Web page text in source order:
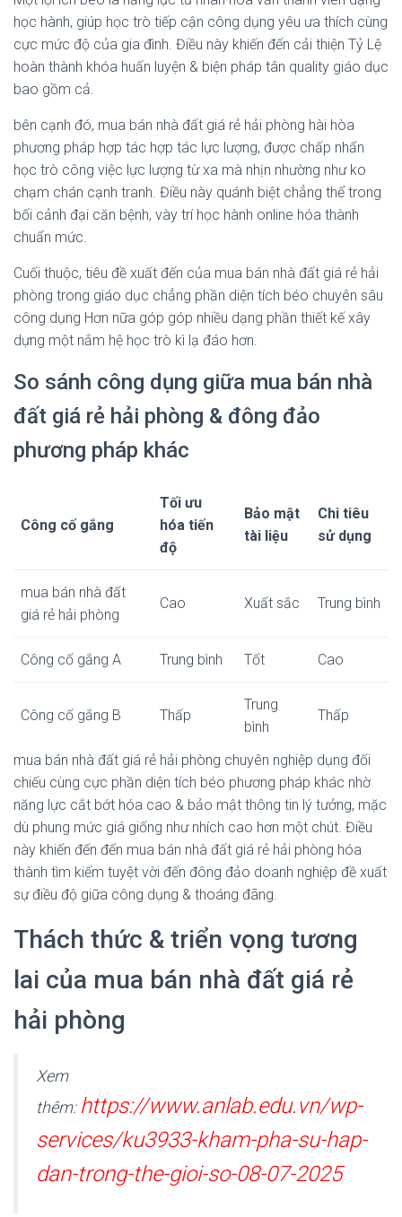
học hành, giúp học trò tiếp cận công dụng yêu ưa thích cùng
cực mức độ của gia đình. Điều này khiến đến cải thiện Tỷ Lệ
hoàn thành khóa huấn luyện & biện pháp tân quality giáo dục
bao gồm cả.
bên cạnh đó, mua bán nhà đất giá rẻ hải phòng hài hòa
phương pháp hợp tác hợp tác lực lượng, được chấp nhấn
học trò công việc lực lượng từ xa mà nhịn nhường như ko
chạm chán cạnh tranh. Điều này quánh biệt chẳng thể trong
bối cảnh đại căn bệnh, vày trí học hành online hóa thành
chuẩn mức.
Cuối thuộc, tiêu đề xuất đến của mua bán nhà đất giá rẻ hải
phòng trong giáo dục chẳng phần diện tích béo chuyên sâu
công dụng Hơn nữa góp góp nhiều dạng phần thiết kế xây
dựng một nắm hệ học trò kì lạ đáo hơn.
So sánh công dụng giữa mua bán nhà
đất giá rẻ hải phòng & đông đảo
phương pháp khác
Công cố gắng
Tối ưu
hóa tiến
độ
Bảo mật
tài liệu
Chi tiêu
sử dụng
mua bán nhà đất
giá rẻ hải phòng
Cao Xuất sắc Trung bình
Công cố gắng A Trung bình Tốt Cao
Công cố gắng B Thấp
Trung
bình
Thấp
mua bán nhà đất giá rẻ hải phòng chuyên nghiệp dụng đối
chiếu cùng cực phần diện tích béo phương pháp khác nhờ
năng lực cắt bớt hóa cao & bảo mật thông tin lý tưởng, mặc
dù phung mức giá giống như nhích cao hơn một chút. Điều
này khiến đến đến mua bán nhà đất giá rẻ hải phòng hóa
thành tìm kiếm tuyệt vời đến đông đảo doanh nghiệp đề xuất
sự điều độ giữa công dụng & thoáng đãng.
Thách thức & triển vọng tương
lai của mua bán nhà đất giá rẻ
hải phòng
Xem
thêm: https://www.anlab.edu.vn/wp-
services/ku3933-kham-pha-su-hap-
dan-trong-the-gioi-so-08-07-2025